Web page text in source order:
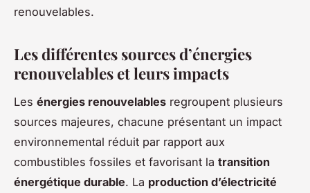
renouvelables.
Les différentes sources d’énergies
renouvelables et leurs impacts
Les énergies renouvelables regroupent plusieurs
sources majeures, chacune présentant un impact
environnemental réduit par rapport aux
combustibles fossiles et favorisant la transition
énergétique durable. La production d’électricité